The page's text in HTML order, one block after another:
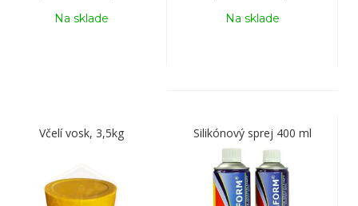
Na sklade Na sklade
Včelí vosk, 3,5kg Silikónový sprej 400 ml